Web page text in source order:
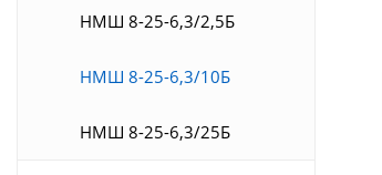
НМШ 8-25-6,3/2,5Б
НМШ 8-25-6,3/10Б
НМШ 8-25-6,3/25Б